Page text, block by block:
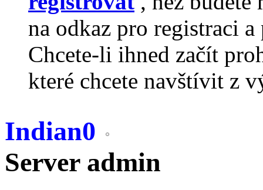
na odkaz pro registraci
Chcete-li ihned začít
které chcete navštívit z
Indian0
Server admin